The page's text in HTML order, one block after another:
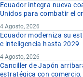
Ecuador integra nueva
Unidos para combatir el
4 Agosto, 2026
Ecuador moderniza su
e inteligencia hasta 2029
4 Agosto, 2026
Canciller de Japón
estratégica con